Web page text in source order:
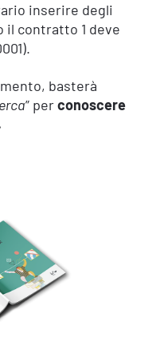
inserire degli
il contratto 1 deve
basterà
” perconoscere